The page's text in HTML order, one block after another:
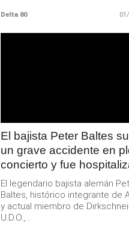
Delta 80
El bajista Peter Baltes
un grave accidente en
concierto y fue
El legendario bajista alemán
Baltes, histórico integrante de
y actual miembro de
U.D.O.,...